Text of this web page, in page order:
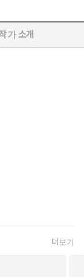
알렸다. 『적과
리소설이기도 하
하는 것은 쥘리
이 아니며 욕망의
들에게도 강렬
근대소설의 걸
년이 이상과 현
가는 모습을 탁
은 신분 높은 여
달은 주인공 쥘
과정에서 인물들
에 대한 탁월한 혜
가 소개
더보기